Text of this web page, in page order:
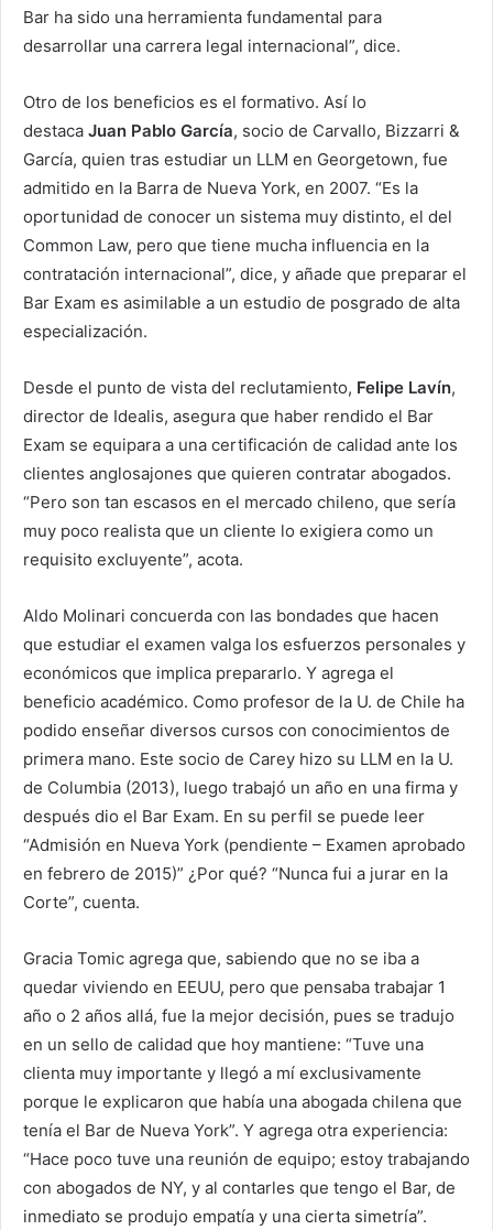
Bar ha sido una herramienta fundamental para
desarrollar una carrera legal internacional”, dice.
Otro de los beneficios es el formativo. Así lo
destaca Juan Pablo García, socio de Carvallo, Bizzarri &
García, quien tras estudiar un LLM en Georgetown, fue
admitido en la Barra de Nueva York, en 2007. “Es la
oportunidad de conocer un sistema muy distinto, el del
Common Law, pero que tiene mucha influencia en la
contratación internacional”, dice, y añade que preparar el
Bar Exam es asimilable a un estudio de posgrado de alta
especialización.
Desde el punto de vista del reclutamiento, Felipe Lavín,
director de Idealis, asegura que haber rendido el Bar
Exam se equipara a una certificación de calidad ante los
clientes anglosajones que quieren contratar abogados.
“Pero son tan escasos en el mercado chileno, que sería
muy poco realista que un cliente lo exigiera como un
requisito excluyente”, acota.
Aldo Molinari concuerda con las bondades que hacen
que estudiar el examen valga los esfuerzos personales y
económicos que implica prepararlo. Y agrega el
beneficio académico. Como profesor de la U. de Chile ha
podido enseñar diversos cursos con conocimientos de
primera mano. Este socio de Carey hizo su LLM en la U.
de Columbia (2013), luego trabajó un año en una firma y
después dio el Bar Exam. En su perfil se puede leer
“Admisión en Nueva York (pendiente – Examen aprobado
en febrero de 2015)” ¿Por qué? “Nunca fui a jurar en la
Corte”, cuenta.
Gracia Tomic agrega que, sabiendo que no se iba a
quedar viviendo en EEUU, pero que pensaba trabajar 1
año o 2 años allá, fue la mejor decisión, pues se tradujo
en un sello de calidad que hoy mantiene: “Tuve una
clienta muy importante y llegó a mí exclusivamente
porque le explicaron que había una abogada chilena que
tenía el Bar de Nueva York”. Y agrega otra experiencia:
“Hace poco tuve una reunión de equipo; estoy trabajando
con abogados de NY, y al contarles que tengo el Bar, de
inmediato se produjo empatía y una cierta simetría”.